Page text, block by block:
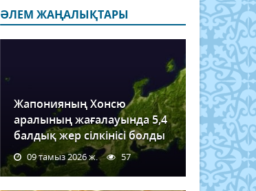
ӘЛЕМ ЖАҢАЛЫҚТАРЫ
Жапонияның Хонсю
аралының жағалауында 5,4
балдық жер сілкінісі болды
09 тамыз 2026 ж. 57